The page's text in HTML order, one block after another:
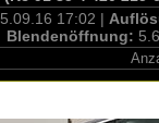
17:02 |
Blendenöffnung: